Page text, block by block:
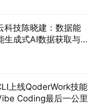
科技陈晓建：数据能
生成式AI数据获取与
上线QoderWork技能
Coding最后一公里